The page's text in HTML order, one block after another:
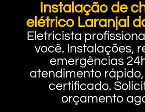
Instalação de
elétrico Laranjal
Eletricista
você. Instalações,
emergências
atendimento
certificado.
orçamento